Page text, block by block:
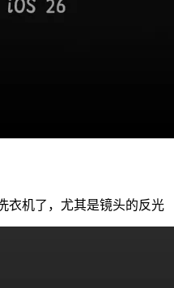
衣机了，尤其是镜头的反光